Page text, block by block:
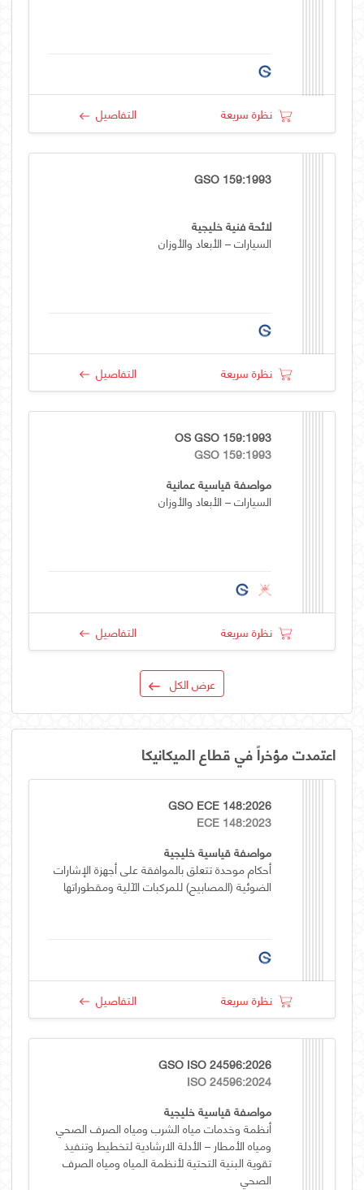
نظرة سريعة التفاصيل
GSO 159:1993
لائحة فنية خليجية
السيارات – الأبعاد والأوزان
نظرة سريعة التفاصيل
OS GSO 159:1993
GSO 159:1993
مواصفة قياسية عمانية
السيارات – الأبعاد والأوزان
نظرة سريعة التفاصيل
عرض الكل
اعتمدت مؤخراً في قطاع الميكانيكا
GSO ECE 148:2026
ECE 148:2023
مواصفة قياسية خليجية
أحكام موحدة تتعلق بالموافقة على أجهزة الإشارات
الضوئية (المصابيح) للمركبات الآلية ومقطوراتها
نظرة سريعة التفاصيل
GSO ISO 24596:2026
ISO 24596:2024
مواصفة قياسية خليجية
أنظمة وخدمات مياه الشرب ومياه الصرف الصحي
ومياه الأمطار – الأدلة الارشادية لتخطيط وتنفيذ
تقوية البنية التحتية لأنظمة المياه ومياه الصرف
الصحي